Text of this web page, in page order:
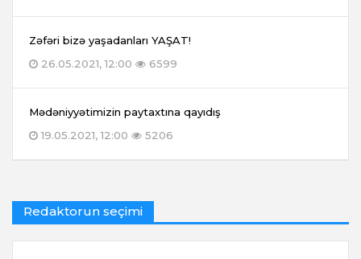
Zəfəri bizə yaşadanları YAŞAT!
26.05.2021, 12:00
6599
Mədəniyyətimizin paytaxtına qayıdış
19.05.2021, 12:00
5206
Redaktorun seçimi